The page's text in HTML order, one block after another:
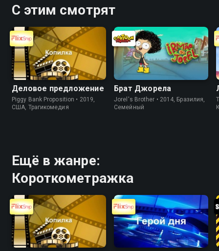
С этим смотрят
Деловое предложение
Piggy Bank Proposition • 2019,
США, Трагикомедия
Брат Джорела
Jorel's Brother • 2014, Бразилия,
Cемейный
Ещё в жанре:
Короткометражка